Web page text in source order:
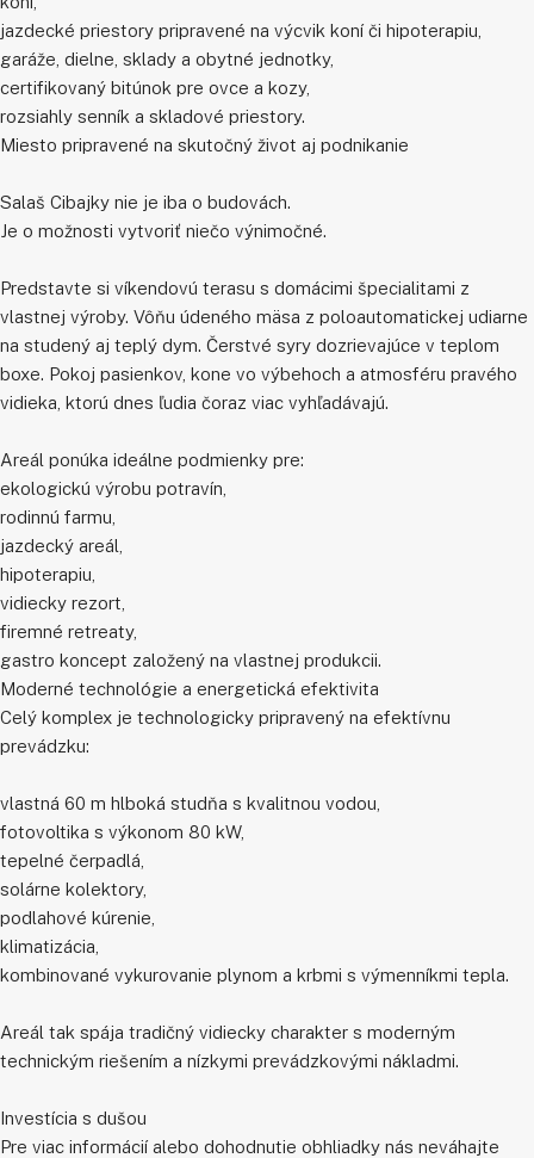
jazdecké priestory pripravené na výcvik koní či hipoterapiu,
garáže, dielne, sklady a obytné jednotky,
certifikovaný bitúnok pre ovce a kozy,
rozsiahly senník a skladové priestory.
Miesto pripravené na skutočný život aj podnikanie
Salaš Cibajky nie je iba o budovách.
Je o možnosti vytvoriť niečo výnimočné.
Predstavte si víkendovú terasu s domácimi špecialitami z
vlastnej výroby. Vôňu údeného mäsa z poloautomatickej udiarne
na studený aj teplý dym. Čerstvé syry dozrievajúce v teplom
boxe. Pokoj pasienkov, kone vo výbehoch a atmosféru pravého
vidieka, ktorú dnes ľudia čoraz viac vyhľadávajú.
Areál ponúka ideálne podmienky pre:
ekologickú výrobu potravín,
rodinnú farmu,
jazdecký areál,
hipoterapiu,
vidiecky rezort,
firemné retreaty,
gastro koncept založený na vlastnej produkcii.
Moderné technológie a energetická efektivita
Celý komplex je technologicky pripravený na efektívnu
prevádzku:
vlastná 60 m hlboká studňa s kvalitnou vodou,
fotovoltika s výkonom 80 kW,
tepelné čerpadlá,
solárne kolektory,
podlahové kúrenie,
klimatizácia,
kombinované vykurovanie plynom a krbmi s výmenníkmi tepla.
Areál tak spája tradičný vidiecky charakter s moderným
technickým riešením a nízkymi prevádzkovými nákladmi.
Investícia s dušou
Pre viac informácií alebo dohodnutie obhliadky nás neváhajte